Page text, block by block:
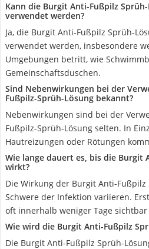
Kann die Burgit Anti-Fußpilz
verwendet werden?
Ja, die Burgit Anti-Fußpilz Sprüh-
verwendet werden, insbesondere
Umgebungen betritt, wie
Gemeinschaftsduschen.
Sind Nebenwirkungen bei der
Fußpilz-Sprüh-Lösung bekannt?
Nebenwirkungen sind bei der
Fußpilz-Sprüh-Lösung selten. In
Hautreizungen oder Rötungen
Wie lange dauert es, bis die Burgit
wirkt?
Die Wirkung der Burgit Anti-
Schwere der Infektion variieren.
oft innerhalb weniger Tage sichtbar
Wie wird die Burgit Anti-Fußpilz
Die Burgit Anti-Fußpilz Sprüh-